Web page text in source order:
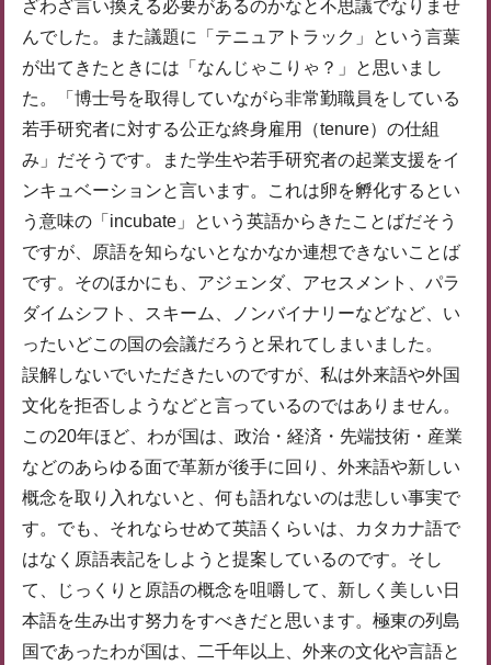
ざわざ言い換える必要があるのかなと不思議でなりませ
んでした。また議題に「テニュアトラック」という言葉
が出てきたときには「なんじゃこりゃ？」と思いまし
た。「博士号を取得していながら非常勤職員をしている
若手研究者に対する公正な終身雇用（tenure）の仕組
み」だそうです。また学生や若手研究者の起業支援をイ
ンキュベーションと言います。これは卵を孵化するとい
う意味の「incubate」という英語からきたことばだそう
ですが、原語を知らないとなかなか連想できないことば
です。そのほかにも、アジェンダ、アセスメント、パラ
ダイムシフト、スキーム、ノンバイナリーなどなど、い
ったいどこの国の会議だろうと呆れてしまいました。
誤解しないでいただきたいのですが、私は外来語や外国
文化を拒否しようなどと言っているのではありません。
この20年ほど、わが国は、政治・経済・先端技術・産業
などのあらゆる面で革新が後手に回り、外来語や新しい
概念を取り入れないと、何も語れないのは悲しい事実で
す。でも、それならせめて英語くらいは、カタカナ語で
はなく原語表記をしようと提案しているのです。そし
て、じっくりと原語の概念を咀嚼して、新しく美しい日
本語を生み出す努力をすべきだと思います。極東の列島
国であったわが国は、二千年以上、外来の文化や言語と